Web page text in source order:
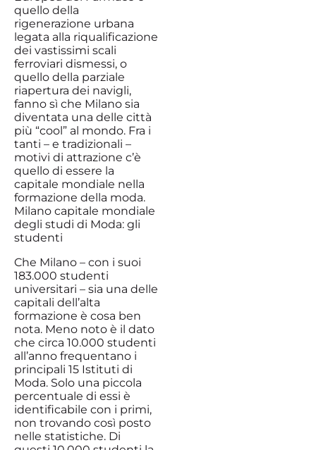
quello della
rigenerazione urbana
legata alla riqualificazione
dei vastissimi scali
ferroviari dismessi, o
quello della parziale
riapertura dei navigli,
fanno sì che Milano sia
diventata una delle città
più “cool” al mondo. Fra i
tanti – e tradizionali –
motivi di attrazione c’è
quello di essere la
capitale mondiale nella
formazione della moda.
Milano capitale mondiale
degli studi di Moda: gli
studenti
Che Milano – con i suoi
183.000 studenti
universitari – sia una delle
capitali dell’alta
formazione è cosa ben
nota. Meno noto è il dato
che circa 10.000 studenti
all’anno frequentano i
principali 15 Istituti di
Moda. Solo una piccola
percentuale di essi è
identificabile con i primi,
non trovando così posto
nelle statistiche. Di